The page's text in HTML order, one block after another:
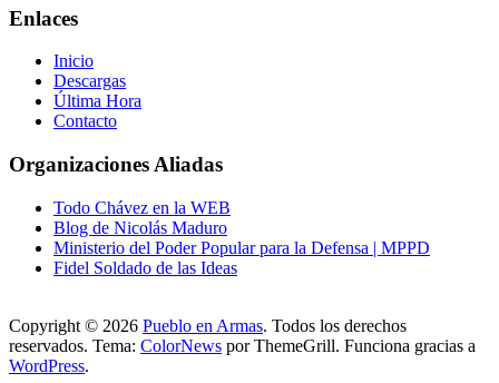
Enlaces
Inicio
Descargas
Última Hora
Contacto
Organizaciones Aliadas
Todo Chávez en la WEB
Blog de Nicolás Maduro
Ministerio del Poder Popular para la Defensa | MPPD
Fidel Soldado de las Ideas
Copyright © 2026 Pueblo en Armas. Todos los derechos
reservados. Tema: ColorNews por ThemeGrill. Funciona gracias a
WordPress.